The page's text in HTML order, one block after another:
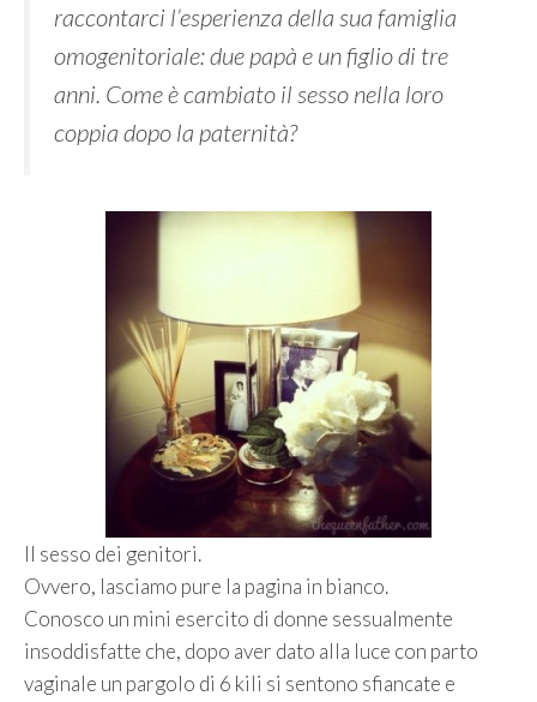
raccontarci l’esperienza della sua famiglia
omogenitoriale: due papà e un figlio di tre
anni. Come è cambiato il sesso nella loro
coppia dopo la paternità?
Il sesso dei genitori.
Ovvero, lasciamo pure la pagina in bianco.
Conosco un mini esercito di donne sessualmente
insoddisfatte che, dopo aver dato alla luce con parto
vaginale un pargolo di 6 kili si sentono sfiancate e